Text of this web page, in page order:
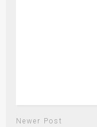
Newer Post